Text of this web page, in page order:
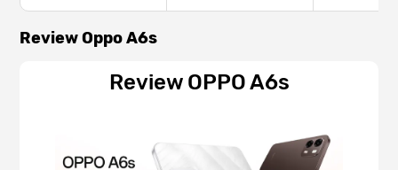
Review Oppo A6s
Review OPPO A6s